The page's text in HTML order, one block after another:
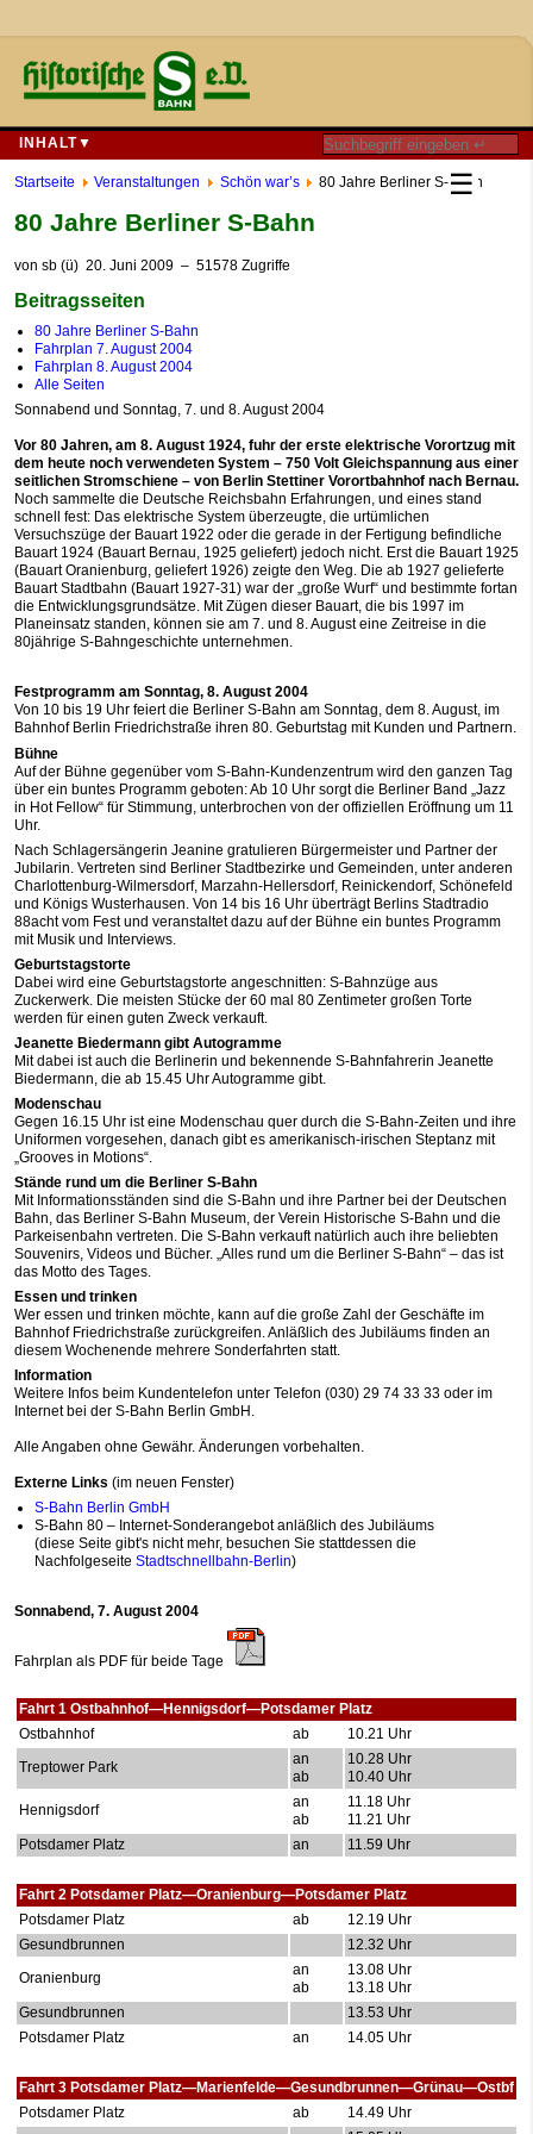
INHALT▼
☰
Startseite Veranstaltungen Schön war’s 80 Jahre Berliner S-Bahn
80 Jahre Berliner S-Bahn
von sb (ü) 20. Juni 2009 – 51578 Zugriffe
Beitragsseiten
80 Jahre Berliner S-Bahn
Fahrplan 7. August 2004
Fahrplan 8. August 2004
Alle Seiten
Sonnabend und Sonntag, 7. und 8. August 2004
Vor 80 Jahren, am 8. August 1924, fuhr der erste elektrische Vorortzug mit
dem heute noch verwendeten System – 750 Volt Gleichspannung aus einer
seitlichen Stromschiene – von Berlin Stettiner Vorortbahnhof nach Bernau.
Noch sammelte die Deutsche Reichsbahn Erfahrungen, und eines stand
schnell fest: Das elektrische System überzeugte, die urtümlichen
Versuchszüge der Bauart 1922 oder die gerade in der Fertigung befindliche
Bauart 1924 (Bauart Bernau, 1925 geliefert) jedoch nicht. Erst die Bauart 1925
(Bauart Oranienburg, geliefert 1926) zeigte den Weg. Die ab 1927 gelieferte
Bauart Stadtbahn (Bauart 1927-31) war der „große Wurf“ und bestimmte fortan
die Entwicklungsgrundsätze. Mit Zügen dieser Bauart, die bis 1997 im
Planeinsatz standen, können sie am 7. und 8. August eine Zeitreise in die
80jährige S-Bahngeschichte unternehmen.
Festprogramm am Sonntag, 8. August 2004
Von 10 bis 19 Uhr feiert die Berliner S-Bahn am Sonntag, dem 8. August, im
Bahnhof Berlin Friedrichstraße ihren 80. Geburtstag mit Kunden und Partnern.
Bühne
Auf der Bühne gegenüber vom S-Bahn-Kundenzentrum wird den ganzen Tag
über ein buntes Programm geboten: Ab 10 Uhr sorgt die Berliner Band „Jazz
in Hot Fellow“ für Stimmung, unterbrochen von der offiziellen Eröffnung um 11
Uhr.
Nach Schlagersängerin Jeanine gratulieren Bürgermeister und Partner der
Jubilarin. Vertreten sind Berliner Stadtbezirke und Gemeinden, unter anderen
Charlottenburg-Wilmersdorf, Marzahn-Hellersdorf, Reinickendorf, Schönefeld
und Königs Wusterhausen. Von 14 bis 16 Uhr überträgt Berlins Stadtradio
88acht vom Fest und veranstaltet dazu auf der Bühne ein buntes Programm
mit Musik und Interviews.
Geburtstagstorte
Dabei wird eine Geburtstagstorte angeschnitten: S-Bahnzüge aus
Zuckerwerk. Die meisten Stücke der 60 mal 80 Zentimeter großen Torte
werden für einen guten Zweck verkauft.
Jeanette Biedermann gibt Autogramme
Mit dabei ist auch die Berlinerin und bekennende S-Bahnfahrerin Jeanette
Biedermann, die ab 15.45 Uhr Autogramme gibt.
Modenschau
Gegen 16.15 Uhr ist eine Modenschau quer durch die S-Bahn-Zeiten und ihre
Uniformen vorgesehen, danach gibt es amerikanisch-irischen Steptanz mit
„Grooves in Motions“.
Stände rund um die Berliner S-Bahn
Mit Informationsständen sind die S-Bahn und ihre Partner bei der Deutschen
Bahn, das Berliner S-Bahn Museum, der Verein Historische S-Bahn und die
Parkeisenbahn vertreten. Die S-Bahn verkauft natürlich auch ihre beliebten
Souvenirs, Videos und Bücher. „Alles rund um die Berliner S-Bahn“ – das ist
das Motto des Tages.
Essen und trinken
Wer essen und trinken möchte, kann auf die große Zahl der Geschäfte im
Bahnhof Friedrichstraße zurückgreifen. Anläßlich des Jubiläums finden an
diesem Wochenende mehrere Sonderfahrten statt.
Information
Weitere Infos beim Kundentelefon unter Telefon (030) 29 74 33 33 oder im
Internet bei der S-Bahn Berlin GmbH.
Alle Angaben ohne Gewähr. Änderungen vorbehalten.
Externe Links (im neuen Fenster)
S-Bahn Berlin GmbH
S-Bahn 80 – Internet-Sonderangebot anläßlich des Jubiläums
(diese Seite gibt's nicht mehr, besuchen Sie stattdessen die
NachfolgeseiteStadtschnellbahn-Berlin)
Sonnabend, 7. August 2004
Fahrplan als PDF für beide Tage
Fahrt 1 Ostbahnhof—Hennigsdorf—Potsdamer Platz
Ostbahnhof
ab
10.21 Uhr
Treptower Park
an
ab
10.28 Uhr
10.40 Uhr
Hennigsdorf
an
ab
11.18 Uhr
11.21 Uhr
Potsdamer Platz
an 11.59 Uhr
Fahrt 2 Potsdamer Platz—Oranienburg—Potsdamer Platz
Potsdamer Platz
ab
12.19 Uhr
Gesundbrunnen
12.32 Uhr
Oranienburg
an
ab
13.08 Uhr
13.18 Uhr
Gesundbrunnen
13.53 Uhr
Potsdamer Platz
an 14.05 Uhr
Fahrt 3 Potsdamer Platz—Marienfelde—Gesundbrunnen—Grünau—Ostbf
Potsdamer Platz
ab
14.49 Uhr